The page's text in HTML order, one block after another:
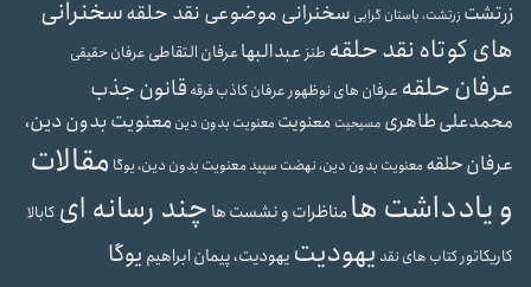
زرتشت زرتشت، باستان گرایی سخنرانی موضوعی نقد حلقهسخنرانی
های کوتاه نقد حلقه طنز عبدالبهاعرفان التقاطی عرفان حقیقی
عرفان حلقه عرفان های نوظهور عرفان کاذبفرقه قانون جذب
محمدعلی طاهری مسیحیت معنویت معنویت بدون دین معنویت بدون دین،
عرفان حلقه معنویت بدون دین، نهضت سپیدمعنویت بدون دین، یوگا مقالات
و یادداشت هامناظرات و نشست ها چند رسانه ای کابالا
کاریکاتور کتاب های نقد یهودیت یهودیت، پیمان ابراهیم یوگا